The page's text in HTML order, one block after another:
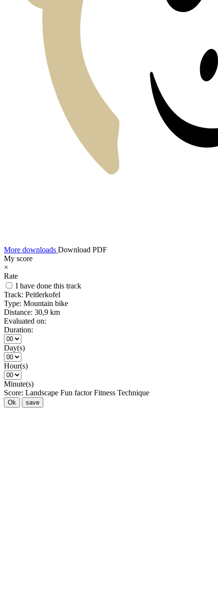
More downloads Download PDF
My score
×
Rate
I have done this track
Track: Peitlerkofel
Type: Mountain bike
Distance: 30,9 km
Evaluated on:
Duration:
Day(s)
Hour(s)
Minute(s)
Score: Landscape Fun factor Fitness Technique
Ok save